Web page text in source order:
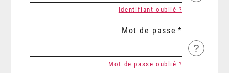
Identifiant oublié ?
Mot de passe
?
Mot de passe oublié ?